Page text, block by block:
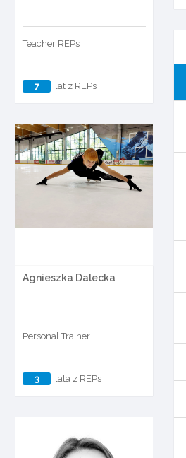
Teacher REPs
7 lat z REPs
Agnieszka Dalecka
Personal Trainer
3 lata z REPs